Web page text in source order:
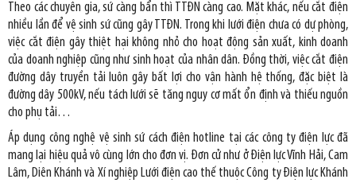
Theo các chuyên gia, sứ càng bẩn thì TTĐN càng cao. Mặt khác, nếu cắt điện
nhiều lần để vệ sinh sứ cũng gây TTĐN. Trong khi lưới điện chưa có dự phòng,
việc cắt điện gây thiệt hại không nhỏ cho hoạt động sản xuất, kinh doanh
của doanh nghiệp cũng như sinh hoạt của nhân dân. Đồng thời, việc cắt điện
đường dây truyền tải luôn gây bất lợi cho vận hành hệ thống, đặc biệt là
đường dây 500kV, nếu tách lưới sẽ tăng nguy cơ mất ổn định và thiếu nguồn
cho phụ tải…
Áp dụng công nghệ vệ sinh sứ cách điện hotline tại các công ty điện lực đã
mang lại hiệu quả vô cùng lớn cho đơn vị. Đơn cử như ở Điện lực Vĩnh Hải, Cam
Lâm, Diên Khánh và Xí nghiệp Lưới điện cao thế thuộc Công ty Điện lực Khánh